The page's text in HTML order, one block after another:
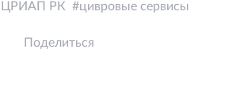
РК цивровые сервисы
Поделиться